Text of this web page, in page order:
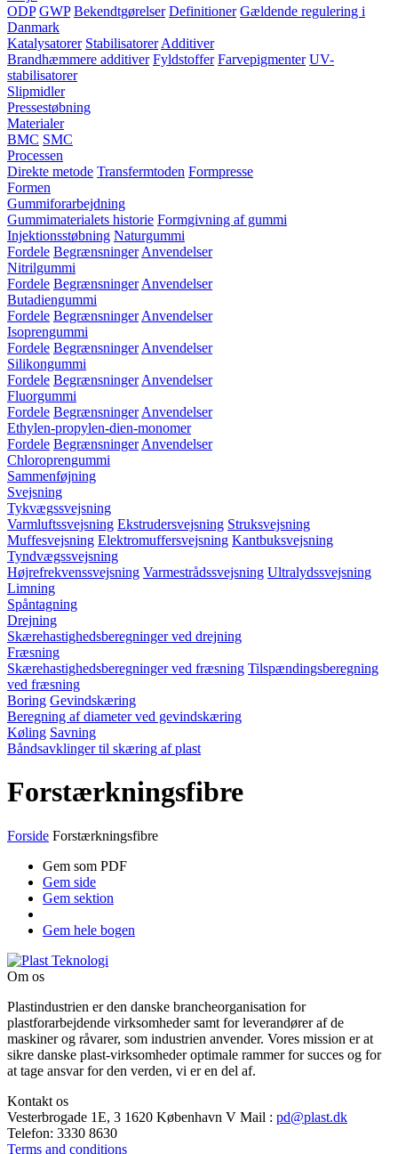
ODP GWP Bekendtgørelser Definitioner Gældende regulering i
Danmark
Katalysatorer Stabilisatorer Additiver
Brandhæmmere additiver Fyldstoffer Farvepigmenter UV-
stabilisatorer
Slipmidler
Pressestøbning
Materialer
BMC SMC
Processen
Direkte metode Transfermtoden Formpresse
Formen
Gummiforarbejdning
Gummimaterialets historie Formgivning af gummi
Injektionsstøbning Naturgummi
Fordele Begrænsninger Anvendelser
Nitrilgummi
Fordele Begrænsninger Anvendelser
Butadiengummi
Fordele Begrænsninger Anvendelser
Isoprengummi
Fordele Begrænsninger Anvendelser
Silikongummi
Fordele Begrænsninger Anvendelser
Fluorgummi
Fordele Begrænsninger Anvendelser
Ethylen-propylen-dien-monomer
Fordele Begrænsninger Anvendelser
Chloroprengummi
Sammenføjning
Svejsning
Tykvægssvejsning
Varmluftssvejsning Ekstrudersvejsning Struksvejsning
Muffesvejsning Elektromuffersvejsning Kantbuksvejsning
Tyndvægssvejsning
Højrefrekvenssvejsning Varmestrådssvejsning Ultralydssvejsning
Limning
Spåntagning
Drejning
Skærehastighedsberegninger ved drejning
Fræsning
Skærehastighedsberegninger ved fræsning Tilspændingsberegning
ved fræsning
Boring Gevindskæring
Beregning af diameter ved gevindskæring
Køling Savning
Båndsavklinger til skæring af plast
Forstærkningsfibre
Forside Forstærkningsfibre
Gem som PDF
Gem side
Gem sektion
Gem hele bogen
Om os
Plastindustrien er den danske brancheorganisation for
plastforarbejdende virksomheder samt for leverandører af de
maskiner og råvarer, som industrien anvender. Vores mission er at
sikre danske plast-virksomheder optimale rammer for succes og for
at tage ansvar for den verden, vi er en del af.
Kontakt os
Vesterbrogade 1E, 3 1620 København V Mail : pd@plast.dk
Telefon: 3330 8630
Terms and conditions